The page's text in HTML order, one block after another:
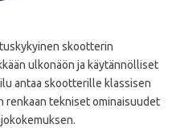
skootterin
ulkonäön ja käytännölliset
antaa skootterille klassisen
renkaan tekniset ominaisuudet